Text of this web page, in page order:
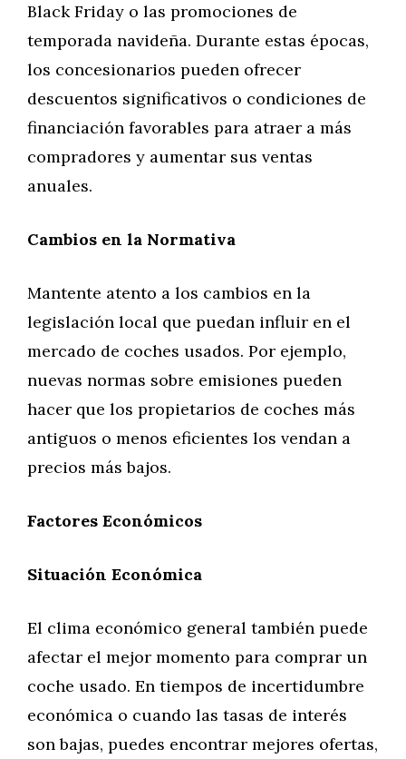
Black Friday o las promociones de
temporada navideña. Durante estas épocas,
los concesionarios pueden ofrecer
descuentos significativos o condiciones de
financiación favorables para atraer a más
compradores y aumentar sus ventas
anuales.
Cambios en la Normativa
Mantente atento a los cambios en la
legislación local que puedan influir en el
mercado de coches usados. Por ejemplo,
nuevas normas sobre emisiones pueden
hacer que los propietarios de coches más
antiguos o menos eficientes los vendan a
precios más bajos.
Factores Económicos
Situación Económica
El clima económico general también puede
afectar el mejor momento para comprar un
coche usado. En tiempos de incertidumbre
económica o cuando las tasas de interés
son bajas, puedes encontrar mejores ofertas,